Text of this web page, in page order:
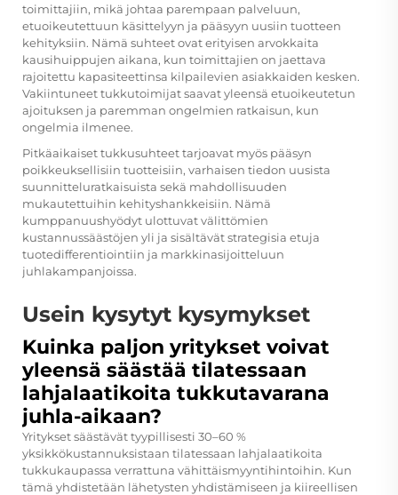
toimittajiin, mikä johtaa parempaan palveluun,
etuoikeutettuun käsittelyyn ja pääsyyn uusiin tuotteen
kehityksiin. Nämä suhteet ovat erityisen arvokkaita
kausihuippujen aikana, kun toimittajien on jaettava
rajoitettu kapasiteettinsa kilpailevien asiakkaiden kesken.
Vakiintuneet tukkutoimijat saavat yleensä etuoikeutetun
ajoituksen ja paremman ongelmien ratkaisun, kun
ongelmia ilmenee.
Pitkäaikaiset tukkusuhteet tarjoavat myös pääsyn
poikkeuksellisiin tuotteisiin, varhaisen tiedon uusista
suunnitteluratkaisuista sekä mahdollisuuden
mukautettuihin kehityshankkeisiin. Nämä
kumppanuushyödyt ulottuvat välittömien
kustannussäästöjen yli ja sisältävät strategisia etuja
tuotedifferentiointiin ja markkinasijoitteluun
juhlakampanjoissa.
Usein kysytyt kysymykset
Kuinka paljon yritykset voivat
yleensä säästää tilatessaan
lahjalaatikoita tukkutavarana
juhla-aikaan?
Yritykset säästävät tyypillisesti 30–60 %
yksikkökustannuksistaan tilatessaan lahjalaatikoita
tukkukaupassa verrattuna vähittäismyyntihintoihin. Kun
tämä yhdistetään lähetysten yhdistämiseen ja kiireellisen